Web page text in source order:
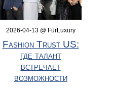
2026-04-13 @ FürLuxury
Fashion Trust US:
где талант
встречает
возможности